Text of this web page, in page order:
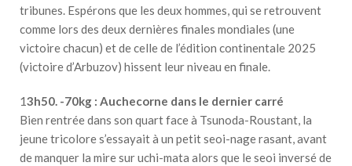
tribunes. Espérons que les deux hommes, qui se retrouvent
comme lors des deux dernières finales mondiales (une
victoire chacun) et de celle de l’édition continentale 2025
(victoire d’Arbuzov) hissent leur niveau en finale.
13h50. -70kg : Auchecorne dans le dernier carré
Bien rentrée dans son quart face à Tsunoda-Roustant, la
jeune tricolore s’essayait à un petit seoi-nage rasant, avant
de manquer la mire sur uchi-mata alors que le seoi inversé de